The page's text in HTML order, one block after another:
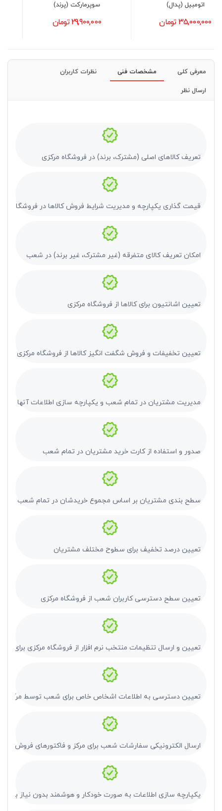
سوپرمارکت (پرند)
29,900,000 تومان
فروشی (اونس)
70,000,000 تومان
معرفی کلی مشخصات فنی نظرات کاربران
ارسال نظر
تعریف کالاهای اصلی (مشترک، برند) در فروشگاه مرکزی
قیمت گذاری یکپارچه و مدیریت شرایط فروش کالاها در فروشگاه
امکان تعریف کالای متفرقه (غیر مشترک، غیر برند) در شعب
تعیین اشانتیون برای کالاها از فروشگاه مرکزی
تعیین تخفیفات و فروش شگفت انگیز کالاها از فروشگاه مرکزی
مدیریت مشتریان در تمام شعب و یکپارچه سازی اطلاعات آنها بر
صدور و استفاده از کارت خرید مشتریان در تمام شعب
سطح بندی مشتریان بر اساس مجموع خریدشان در تمام شعب
تعیین درصد تخفیف برای سطوح مختلف مشتریان
تعیین سطح دسترسی کاربران شعب از فروشگاه مرکزی
تعیین و ارسال تنظیمات منتخب نرم افزار از فروشگاه مرکزی برای
تعیین دسترسی به اطلاعات اشخاص خاص برای شعب توسط مرکز
ارسال الکترونیکی سفارشات شعب برای مرکز و فاکتورهای فروش
یکپارچه سازی اطلاعات به صورت خودکار و هوشمند بدون نیاز به